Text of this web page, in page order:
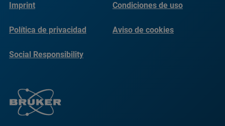
Imprint Condiciones de uso
Política de privacidad Aviso de cookies
Social Responsibility